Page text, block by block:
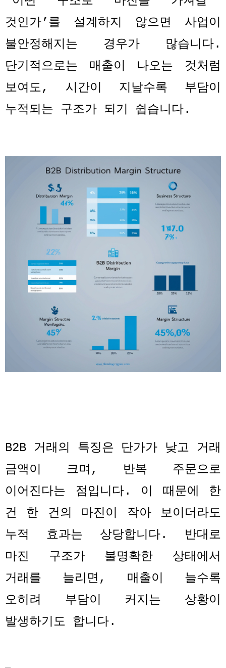
것인가’를 설계하지 않으면 사업이
불안정해지는 경우가 많습니다.
단기적으로는 매출이 나오는 것처럼
보여도, 시간이 지날수록 부담이
누적되는 구조가 되기 쉽습니다.
B2B 거래의 특징은 단가가 낮고 거래
금액이 크며 , 반복 주문으로
이어진다는 점입니다. 이 때문에 한
건 한 건의 마진이 작아 보이더라도
누적 효과는 상당합니다. 반대로
마진 구조가 불명확한 상태에서
거래를 늘리면 , 매출이 늘수록
오히려 부담이 커지는 상황이
발생하기도 합니다.